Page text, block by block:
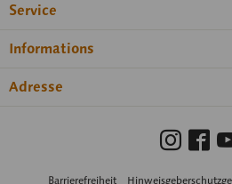
Service
Informations
Adresse
Barrierefreiheit